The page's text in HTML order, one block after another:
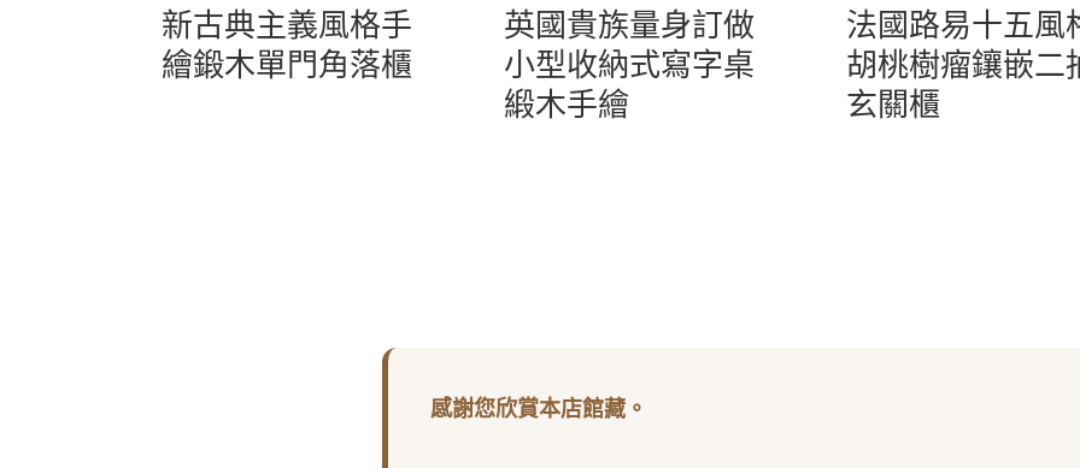
新古典主義風格手
繪鍛木單門角落櫃
英國貴族量身訂做
小型收納式寫字桌
緞木手繪
法國路易十五風
胡桃樹瘤鑲嵌二
玄關櫃
感謝您欣賞本店館藏。